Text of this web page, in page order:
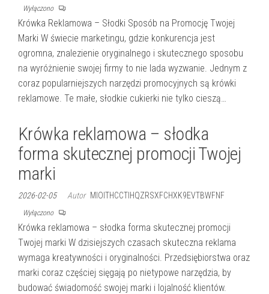
Wyłączono
Krówka Reklamowa – Słodki Sposób na Promocję Twojej
Marki W świecie marketingu, gdzie konkurencja jest
ogromna, znalezienie oryginalnego i skutecznego sposobu
na wyróżnienie swojej firmy to nie lada wyzwanie. Jednym z
coraz popularniejszych narzędzi promocyjnych są krówki
reklamowe. Te małe, słodkie cukierki nie tylko cieszą…
Krówka reklamowa – słodka
forma skutecznej promocji Twojej
marki
2026-02-05 Autor MIOITHCCTIHQZRSXFCHXK9EVTBWFNF
Wyłączono
Krówka reklamowa – słodka forma skutecznej promocji
Twojej marki W dzisiejszych czasach skuteczna reklama
wymaga kreatywności i oryginalności. Przedsiębiorstwa oraz
marki coraz częściej sięgają po nietypowe narzędzia, by
budować świadomość swojej marki i lojalność klientów.